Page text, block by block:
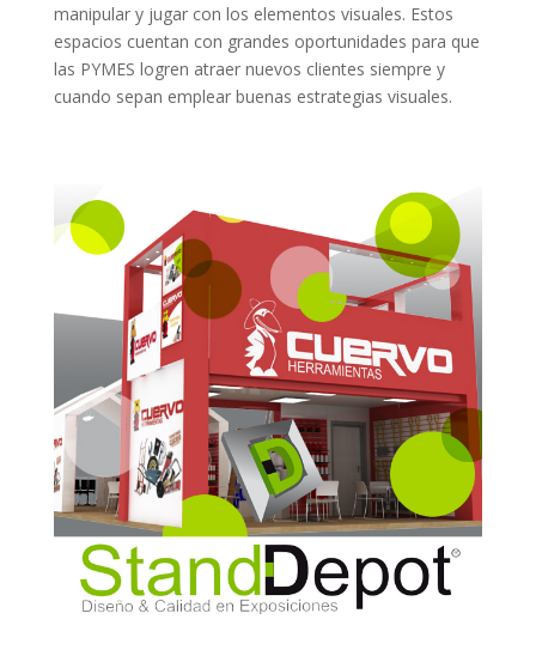
manipular y jugar con los elementos visuales. Estos
espacios cuentan con grandes oportunidades para que
las PYMES logren atraer nuevos clientes siempre y
cuando sepan emplear buenas estrategias visuales.